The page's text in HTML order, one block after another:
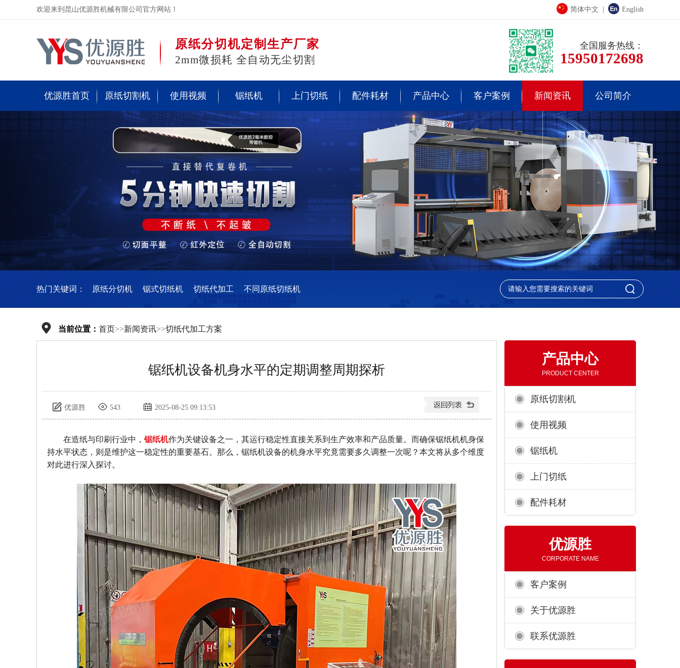
简体中文 English
欢迎来到昆山优源胜机械有限公司官方网站！
原纸分切机定制生产厂家
2mm微损耗 全自动无尘切割
全国服务热线：
15950172698
优源胜首页 原纸切割机 使用视频 锯纸机 上门切纸 配件耗材 产品中心 客户案例 新闻资讯 公司简介
热门关键词： 原纸分切机 锯式切纸机 切纸代加工 不同原纸切纸机
当前位置： 首页>>新闻资讯>>切纸代加工方案
锯纸机设备机身水平的定期调整周期探析
优源胜 543 2025-08-25 09:13:53
在造纸与印刷行业中， 锯纸机作为关键设备之一，其运行稳定性直接关系到生产效率和产品质量。而确保锯纸机机身保
持水平状态，则是维护这一稳定性的重要基石。那么，锯纸机设备的机身水平究竟需要多久调整一次呢？本文将从多个维度
对此进行深入探讨。
产品中心
PRODUCT CENTER
原纸切割机
使用视频
锯纸机
上门切纸
配件耗材
优源胜
CORPORATE NAME
客户案例
关于优源胜
联系优源胜